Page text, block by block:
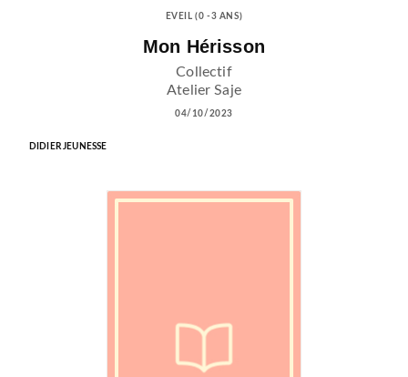
EVEIL (0 -3 ANS)
Mon Hérisson
Collectif
Atelier Saje
04/10/2023
DIDIER JEUNESSE